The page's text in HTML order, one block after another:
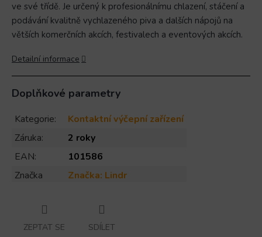
ve své třídě. Je určený k profesionálnímu chlazení, stáčení a
podávání kvalitně vychlazeného piva a dalších nápojů na
větších komerčních akcích, festivalech a eventových akcích.
Detailní informace
Doplňkové parametry
Kategorie:
Kontaktní výčepní zařízení
Záruka:
2 roky
EAN:
101586
Značka
Značka: Lindr
ZEPTAT SE SDÍLET